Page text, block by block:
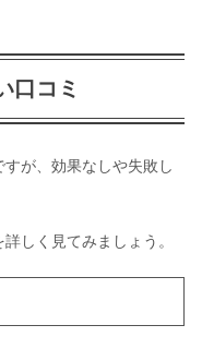
口コミ
が、効果なしや失敗し
しく見てみましょう。